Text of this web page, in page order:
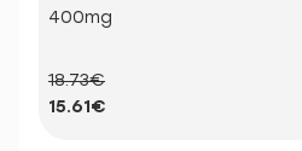
400mg
18.73€
15.61€